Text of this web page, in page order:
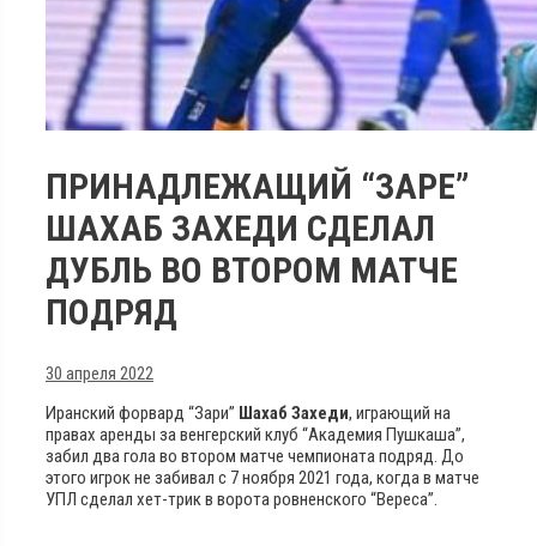
ПРИНАДЛЕЖАЩИЙ “ЗАРЕ”
ШАХАБ ЗАХЕДИ СДЕЛАЛ
ДУБЛЬ ВО ВТОРОМ МАТЧЕ
ПОДРЯД
30 апреля 2022
Иранский форвард “Зари” Шахаб Захеди, играющий на
правах аренды за венгерский клуб “Академия Пушкаша”,
забил два гола во втором матче чемпионата подряд. До
этого игрок не забивал с 7 ноября 2021 года, когда в матче
УПЛ сделал хет-трик в ворота ровненского “Вереса”.